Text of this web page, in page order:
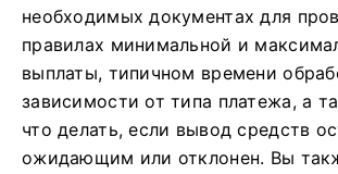
необходимых документах для
правилах минимальной и
выплаты, типичном времени
зависимости от типа платежа, а
что делать, если вывод средств
ожидающим или отклонен. Вы